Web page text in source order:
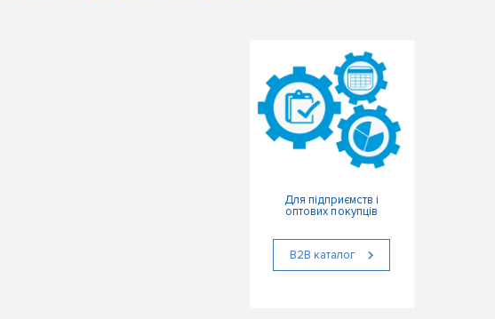
Для підприємств і
оптових покупців
В2В каталог